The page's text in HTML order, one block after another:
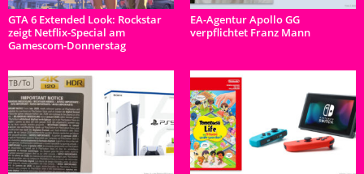
GTA 6 Extended Look: Rockstar
zeigt Netflix-Special am
Gamescom-Donnerstag
EA-Agentur Apollo GG
verpflichtet Franz Mann